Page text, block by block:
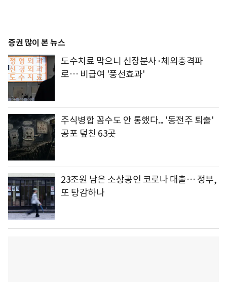
증권 많이 본 뉴스
도수치료 막으니 신장분사·체외충격파
로… 비급여 '풍선효과'
주식병합 꼼수도 안 통했다... '동전주 퇴출'
공포 덮친 63곳
23조원 남은 소상공인 코로나 대출… 정부,
또 탕감하나